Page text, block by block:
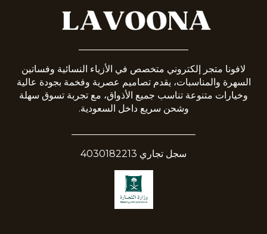
لافونا متجر إلكتروني متخصص في الأزياء النسائية وفساتين
السهرة والمناسبات، يقدم تصاميم عصرية وفخمة بجودة عالية
وخيارات متنوعة تناسب جميع الأذواق، مع تجربة تسوق سهلة
وشحن سريع داخل السعودية.
سجل تجاري 4030182213